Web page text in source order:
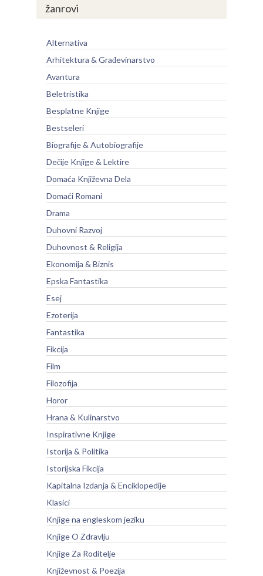
žanrovi
Alternativa
Arhitektura & Građevinarstvo
Avantura
Beletristika
Besplatne Knjige
Bestseleri
Biografije & Autobiografije
Dečije Knjige & Lektire
Domaća Književna Dela
Domaći Romani
Drama
Duhovni Razvoj
Duhovnost & Religija
Ekonomija & Biznis
Epska Fantastika
Esej
Ezoterija
Fantastika
Fikcija
Film
Filozofija
Horor
Hrana & Kulinarstvo
Inspirativne Knjige
Istorija & Politika
Istorijska Fikcija
Kapitalna Izdanja & Enciklopedije
Klasici
Knjige na engleskom jeziku
Knjige O Zdravlju
Knjige Za Roditelje
Književnost & Poezija